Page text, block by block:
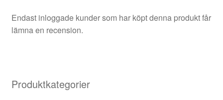
Endast inloggade kunder som har köpt denna produkt får
lämna en recension.
Produktkategorier